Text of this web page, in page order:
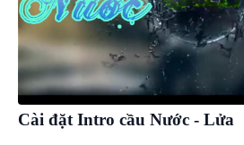
Cài đặt Intro cầu Nước - Lửa